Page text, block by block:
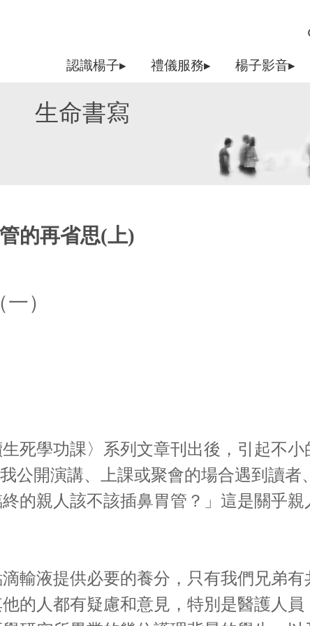
認識楊子▸ 禮儀服務▸ 楊子影音▸
生命書寫
的再省思(上)
）
學功課〉系列文章刊出後，引起不小
公開演講、上課或聚會的場合遇到讀者
的親人該不該插鼻胃管？」這是關乎親
液提供必要的養分，只有我們兄弟有
的人都有疑慮和意見，特別是醫護人